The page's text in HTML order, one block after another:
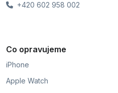
+420 602 958 002
Co opravujeme
iPhone
Apple Watch